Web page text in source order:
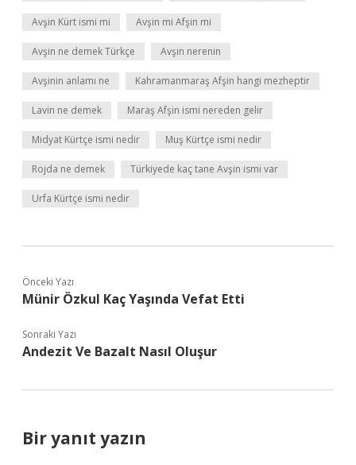
Avşin Kürt ismi mi Avşin mi Afşin mi
Avşin ne demek Türkçe Avşin nerenin
Avşinin anlamı ne Kahramanmaraş Afşin hangi mezheptir
Lavin ne demek Maraş Afşin ismi nereden gelir
Midyat Kürtçe ismi nedir Muş Kürtçe ismi nedir
Rojda ne demek Türkiyede kaç tane Avşin ismi var
Urfa Kürtçe ismi nedir
Önceki Yazı
Münir Özkul Kaç Yaşında Vefat Etti
Sonraki Yazı
Andezit Ve Bazalt Nasıl Oluşur
Bir yanıt yazın